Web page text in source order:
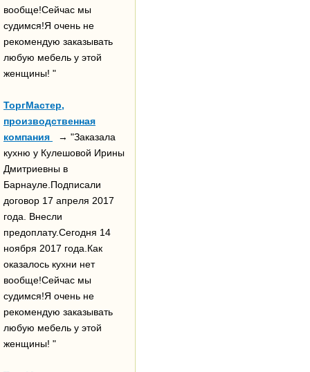
вообще!Сейчас мы
судимся!Я очень не
рекомендую заказывать
любую мебель у этой
женщины! "
ТоргМастер,
производственная
компания
→ "Заказала
кухню у Кулешовой Ирины
Дмитриевны в
Барнауле.Подписали
договор 17 апреля 2017
года. Внесли
предоплату.Сегодня 14
ноября 2017 года.Как
оказалось кухни нет
вообще!Сейчас мы
судимся!Я очень не
рекомендую заказывать
любую мебель у этой
женщины! "